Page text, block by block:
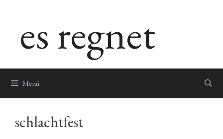
springenes regnet
Menü
schlachtfest